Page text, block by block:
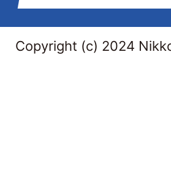
Copyright (c) 2024